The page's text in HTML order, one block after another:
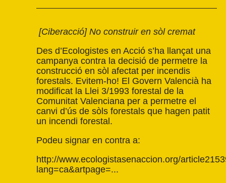
[Ciberacció] No construir en sòl cremat
Des d’Ecologistes en Acció s’ha llançat una
campanya contra la decisió de permetre la
construcció en sòl afectat per incendis
forestals. Evitem-ho! El Govern Valencià ha
modificat la Llei 3/1993 forestal de la
Comunitat Valenciana per a permetre el
canvi d’ús de sòls forestals que hagen patit
un incendi forestal.
Podeu signar en contra a:
http://www.ecologistasenaccion.org/
lang=ca&artpage=...